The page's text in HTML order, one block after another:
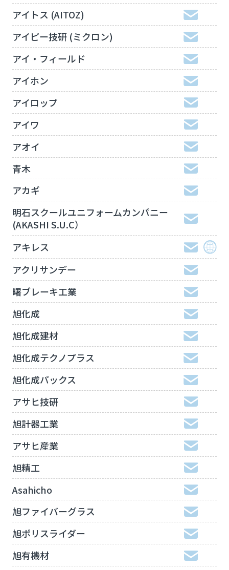
アイトス (AITOZ)
アイピー技研 (ミクロン)
アイ・フィールド
アイホン
アイロップ
アイワ
アオイ
青木
アカギ
明石スクールユニフォームカンパニー
(AKASHI S.U.C）
アキレス
アクリサンデー
曙ブレーキ工業
旭化成
旭化成建材
旭化成テクノプラス
旭化成パックス
アサヒ技研
旭計器工業
アサヒ産業
旭精工
Asahicho
旭ファイバーグラス
旭ポリスライダー
旭有機材